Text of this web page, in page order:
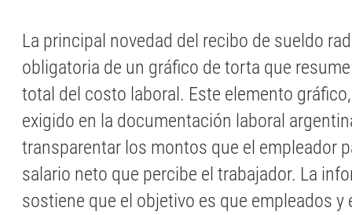
La principal novedad del recibo de sueldo
obligatoria de un gráfico de torta que
total del costo laboral. Este elemento
exigido en la documentación laboral
transparentar los montos que el empleador
salario neto que percibe el trabajador. La
sostiene que el objetivo es que empleados y